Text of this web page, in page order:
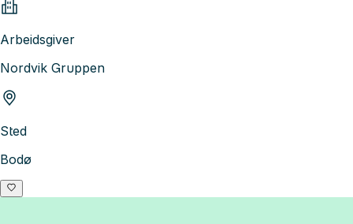
Arbeidsgiver
Nordvik Gruppen
Sted
Bodø